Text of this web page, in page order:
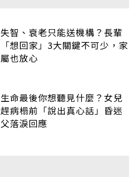
失智、衰老只能送機構？長輩
「想回家」3大關鍵不可少，家
屬也放心
生命最後你想聽見什麼？女兒
趕病榻前「說出真心話」昏迷
父落淚回應